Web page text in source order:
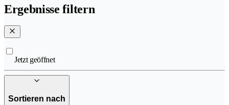
Ergebnisse filtern
Jetzt geöffnet
Sortieren nach